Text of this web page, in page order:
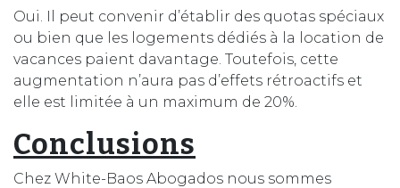
Oui. Il peut convenir d’établir des quotas spéciaux
ou bien que les logements dédiés à la location de
vacances paient davantage. Toutefois, cette
augmentation n’aura pas d’effets rétroactifs et
elle est limitée à un maximum de 20%.
Conclusions
Chez White-Baos Abogados nous sommes